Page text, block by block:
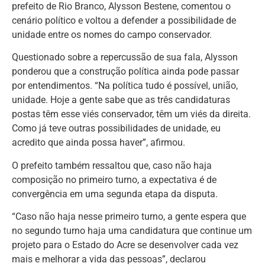
prefeito de Rio Branco, Alysson Bestene, comentou o
cenário político e voltou a defender a possibilidade de
unidade entre os nomes do campo conservador.
Questionado sobre a repercussão de sua fala, Alysson
ponderou que a construção política ainda pode passar
por entendimentos. “Na política tudo é possível, união,
unidade. Hoje a gente sabe que as três candidaturas
postas têm esse viés conservador, têm um viés da direita.
Como já teve outras possibilidades de unidade, eu
acredito que ainda possa haver”, afirmou.
O prefeito também ressaltou que, caso não haja
composição no primeiro turno, a expectativa é de
convergência em uma segunda etapa da disputa.
“Caso não haja nesse primeiro turno, a gente espera que
no segundo turno haja uma candidatura que continue um
projeto para o Estado do Acre se desenvolver cada vez
mais e melhorar a vida das pessoas”, declarou